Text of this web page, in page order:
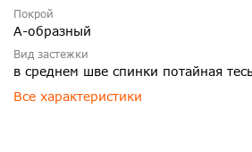
Покрой
А-образный
Вид застежки
в среднем шве спинки потайная
Все характеристики